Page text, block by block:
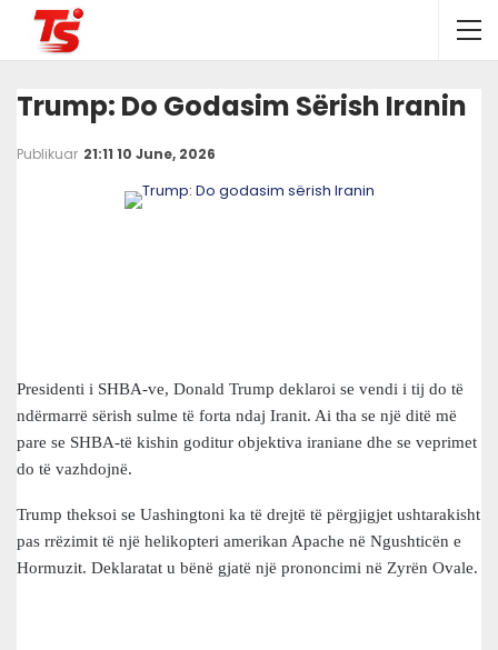
Trump: Do Godasim Sërish Iranin
Publikuar 21:11 10 June, 2026
Presidenti i SHBA-ve, Donald Trump deklaroi se vendi i tij do të
ndërmarrë sërish sulme të forta ndaj Iranit. Ai tha se një ditë më
pare se SHBA-të kishin goditur objektiva iraniane dhe se veprimet
do të vazhdojnë.
Trump theksoi se Uashingtoni ka të drejtë të përgjigjet ushtarakisht
pas rrëzimit të një helikopteri amerikan Apache në Ngushticën e
Hormuzit. Deklaratat u bënë gjatë një prononcimi në Zyrën Ovale.